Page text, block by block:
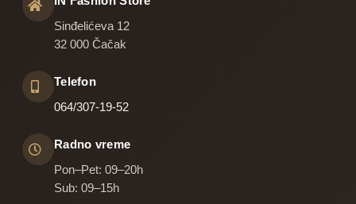
Sinđelićeva 12
32 000 Čačak
Telefon
064/307-19-52
Radno vreme
Pon–Pet: 09–20h
Sub: 09–15h